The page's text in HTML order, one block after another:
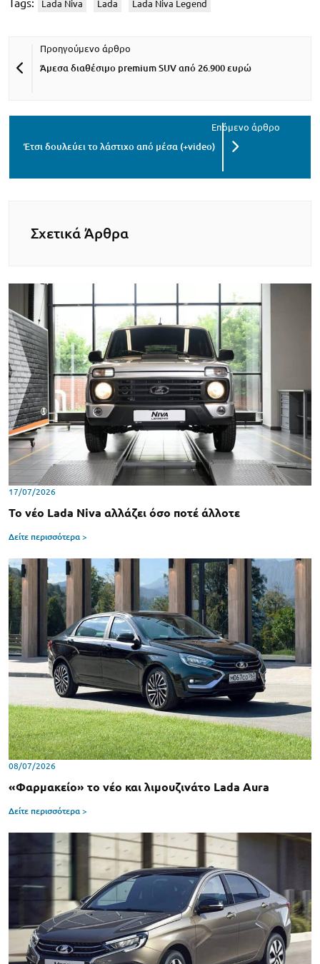
Tags: Lada Niva Lada Lada Niva Legend
Άμεσα διαθέσιμο premium SUV από 26.900 ευρώ
Έτσι δουλεύει το λάστιχο από μέσα (+video)
Σχετικά Άρθρα
17/07/2026
Το νέο Lada Niva αλλάζει όσο ποτέ άλλοτε
Δείτε περισσότερα >
08/07/2026
«Φαρμακείο» το νέο και λιμουζινάτο Lada Aura
Δείτε περισσότερα >